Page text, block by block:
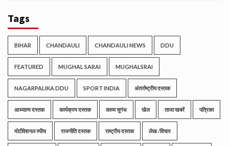
Tags
BIHAR CHANDAULI CHANDAULI NEWS DDU
FEATURED MUGHAL SARAI MUGHALSRAI
NAGARPALIKA DDU SPORT INDIA अंतर्राष्ट्रीय दस्तक
आध्यात्म दस्तक कार्यक्रम दस्तक काव्य सुगंध खेल ताजा खबरें पत्रिका
मोटीवेशनल स्पीच राजनीति दस्तक राष्ट्रीय दस्तक लेख /विचार